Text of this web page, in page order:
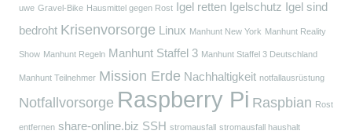
uwe Gravel-Bike Hausmittel gegen Rost Igel retten Igelschutz Igel sind
bedroht Krisenvorsorge Linux Manhunt New York Manhunt Reality
Show Manhunt Regeln Manhunt Staffel 3 Manhunt Staffel 3 Deutschland
Manhunt Teilnehmer Mission Erde Nachhaltigkeit notfallausrüstung
Notfallvorsorge Raspberry Pi Raspbian Rost
entfernen share-online.biz SSH stromausfall stromausfall haushalt